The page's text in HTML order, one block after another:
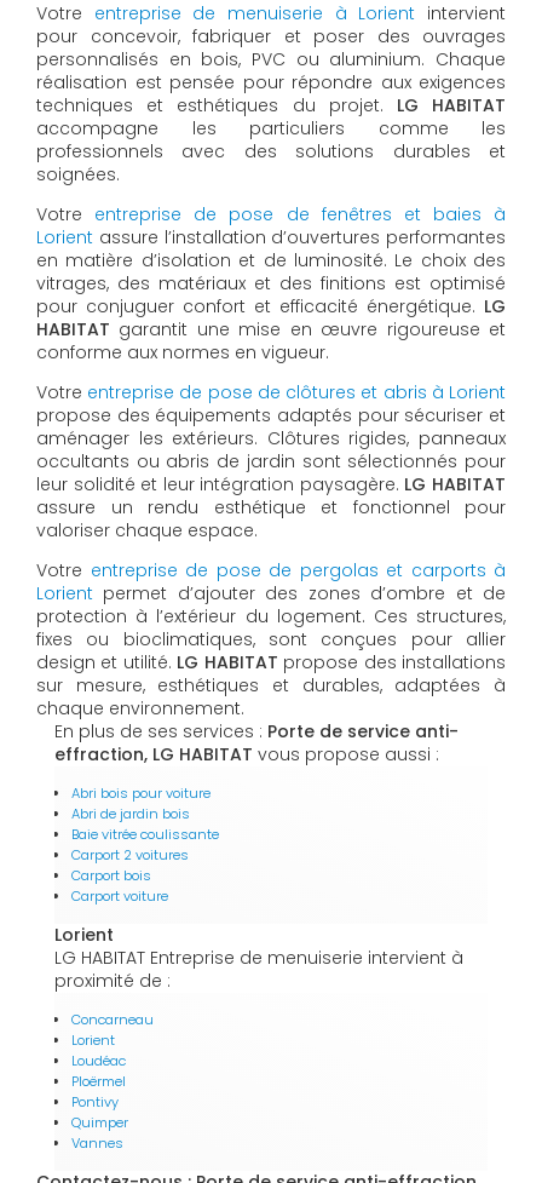
Votre entreprise de menuiserie à Lorient intervient
pour concevoir, fabriquer et poser des ouvrages
personnalisés en bois, PVC ou aluminium. Chaque
réalisation est pensée pour répondre aux exigences
techniques et esthétiques du projet. LG HABITAT
accompagne les particuliers comme les
professionnels avec des solutions durables et
soignées.
Votre entreprise de pose de fenêtres et baies à
Lorient assure l’installation d’ouvertures performantes
en matière d’isolation et de luminosité. Le choix des
vitrages, des matériaux et des finitions est optimisé
pour conjuguer confort et efficacité énergétique. LG
HABITAT garantit une mise en œuvre rigoureuse et
conforme aux normes en vigueur.
Votre entreprise de pose de clôtures et abris à Lorient
propose des équipements adaptés pour sécuriser et
aménager les extérieurs. Clôtures rigides, panneaux
occultants ou abris de jardin sont sélectionnés pour
leur solidité et leur intégration paysagère. LG HABITAT
assure un rendu esthétique et fonctionnel pour
valoriser chaque espace.
Votre entreprise de pose de pergolas et carports à
Lorient permet d’ajouter des zones d’ombre et de
protection à l’extérieur du logement. Ces structures,
fixes ou bioclimatiques, sont conçues pour allier
design et utilité. LG HABITAT propose des installations
sur mesure, esthétiques et durables, adaptées à
chaque environnement.
En plus de ses services : Porte de service anti-
effraction, LG HABITAT vous propose aussi :
Abri bois pour voiture
Abri de jardin bois
Baie vitrée coulissante
Carport 2 voitures
Carport bois
Carport voiture
Lorient
LG HABITAT Entreprise de menuiserie intervient à
proximité de :
Concarneau
Lorient
Loudéac
Ploërmel
Pontivy
Quimper
Vannes